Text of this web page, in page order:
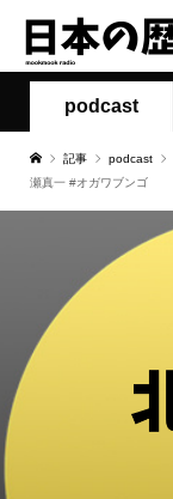
podcast
記事 podcast
瀬真一 #オガワブンゴ